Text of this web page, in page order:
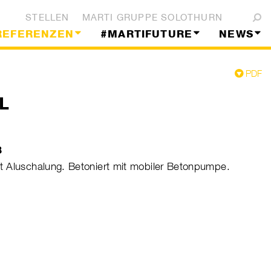
STELLEN MARTI GRUPPE SOLOTHURN
#MARTIFUTURE NEWS
PDF
Aluschalung. Betoniert mit mobiler Betonpumpe.